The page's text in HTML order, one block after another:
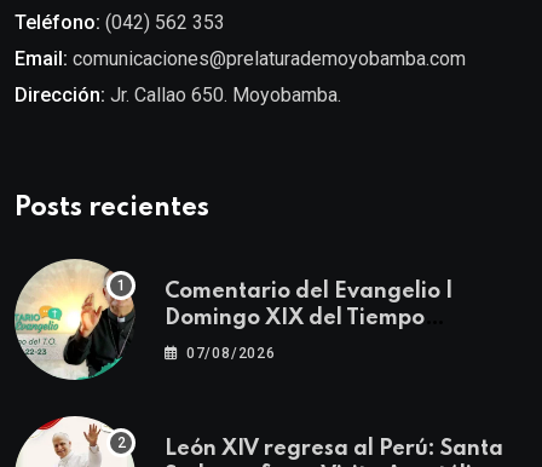
Teléfono: (042) 562 353
Email: comunicaciones@prelaturademoyobamba.com
Dirección: Jr. Callao 650. Moyobamba.
Posts recientes
Comentario del Evangelio |
Domingo XIX del Tiempo
Ordinario | Mateo 14, 22-23
07/08/2026
León XIV regresa al Perú: Santa